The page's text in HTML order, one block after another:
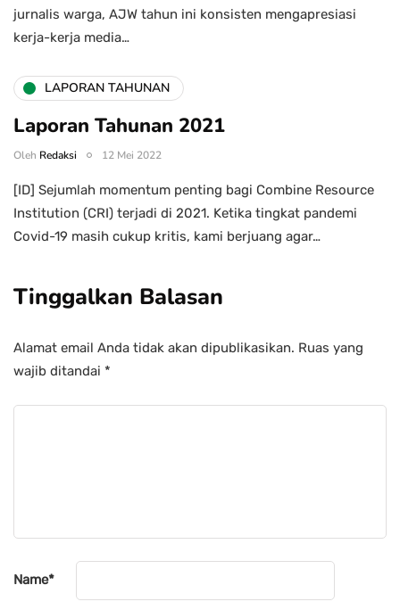
jurnalis warga, AJW tahun ini konsisten mengapresiasi
kerja-kerja media…
LAPORAN TAHUNAN
Laporan Tahunan 2021
Oleh Redaksi 12 Mei 2022
[ID] Sejumlah momentum penting bagi Combine Resource
Institution (CRI) terjadi di 2021. Ketika tingkat pandemi
Covid-19 masih cukup kritis, kami berjuang agar…
Tinggalkan Balasan
Alamat email Anda tidak akan dipublikasikan. Ruas yang
wajib ditandai *
Name*